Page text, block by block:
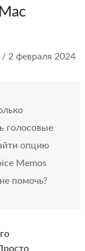
2 февраля 2024
голосовые
опцию
Memos
помочь?